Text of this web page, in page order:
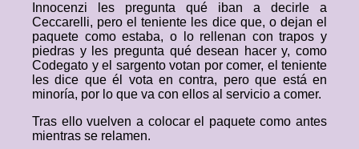
Innocenzi les pregunta qué iban a decirle a
Ceccarelli, pero el teniente les dice que, o dejan el
paquete como estaba, o lo rellenan con trapos y
piedras y les pregunta qué desean hacer y, como
Codegato y el sargento votan por comer, el teniente
les dice que él vota en contra, pero que está en
minoría, por lo que va con ellos al servicio a comer.
Tras ello vuelven a colocar el paquete como antes
mientras se relamen.